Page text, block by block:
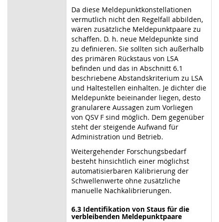
Da diese Meldepunktkonstellationen
vermutlich nicht den Regelfall abbilden,
wären zusätzliche Meldepunktpaare zu
schaffen. D. h. neue Meldepunkte sind
zu definieren. Sie sollten sich außerhalb
des primären Rückstaus von LSA
befinden und das in Abschnitt 6.1
beschriebene Abstandskriterium zu LSA
und Haltestellen einhalten. Je dichter die
Meldepunkte beieinander liegen, desto
granularere Aussagen zum Vorliegen
von QSV F sind möglich. Dem gegenüber
steht der steigende Aufwand für
Administration und Betrieb.
Weitergehender Forschungsbedarf
besteht hinsichtlich einer möglichst
automatisierbaren Kalibrierung der
Schwellenwerte ohne zusätzliche
manuelle Nachkalibrierungen.
6.3 Identifikation von Staus für die
verbleibenden Meldepunktpaare